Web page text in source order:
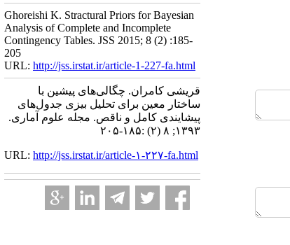
Ghoreishi K. Stractural Priors for Bayesian
Analysis of Complete and Incomplete
Contingency Tables. JSS 2015; 8 (2) :185-
205
URL: http://jss.irstat.ir/article-1-227-fa.html
قریشی کامران. چگالی‌های پیشین با
ساختار معین برای تحلیل بیزی جدول‌های
پیشایندی کامل و ناقص. مجله علوم آماری.
۱۳۹۳; ۸ (۲) :۱۸۵-۲۰۵
URL: http://jss.irstat.ir/article-۱-۲۲۷-fa.html